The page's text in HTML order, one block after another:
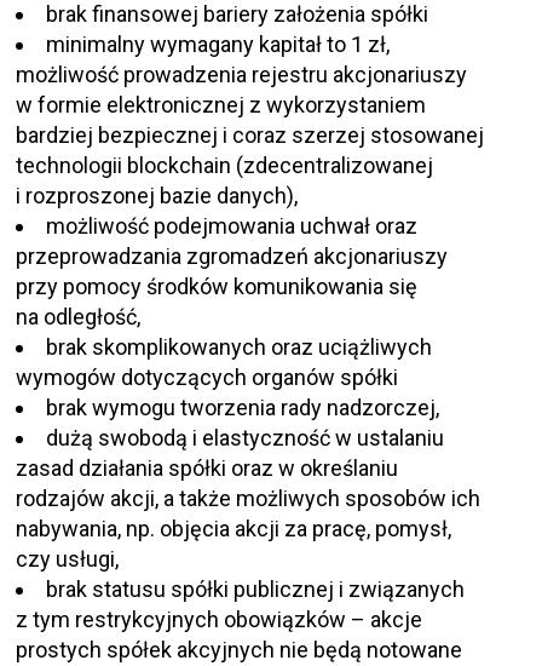
brak finansowej bariery założenia spółki
minimalny wymagany kapitał to 1 zł,
możliwość prowadzenia rejestru akcjonariuszy
w formie elektronicznej z wykorzystaniem
bardziej bezpiecznej i coraz szerzej stosowanej
technologii blockchain (zdecentralizowanej
i rozproszonej bazie danych),
możliwość podejmowania uchwał oraz
przeprowadzania zgromadzeń akcjonariuszy
przy pomocy środków komunikowania się
na odległość,
brak skomplikowanych oraz uciążliwych
wymogów dotyczących organów spółki
brak wymogu tworzenia rady nadzorczej,
dużą swobodą i elastyczność w ustalaniu
zasad działania spółki oraz w określaniu
rodzajów akcji, a także możliwych sposobów ich
nabywania, np. objęcia akcji za pracę, pomysł,
czy usługi,
brak statusu spółki publicznej i związanych
z tym restrykcyjnych obowiązków – akcje
prostych spółek akcyjnych nie będą notowane